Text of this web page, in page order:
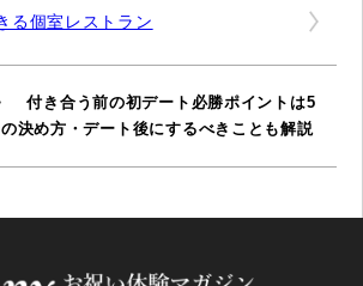
る個室レストラン
付き合う前の初デート必勝ポイントは5
決め方・デート後にするべきことも解説